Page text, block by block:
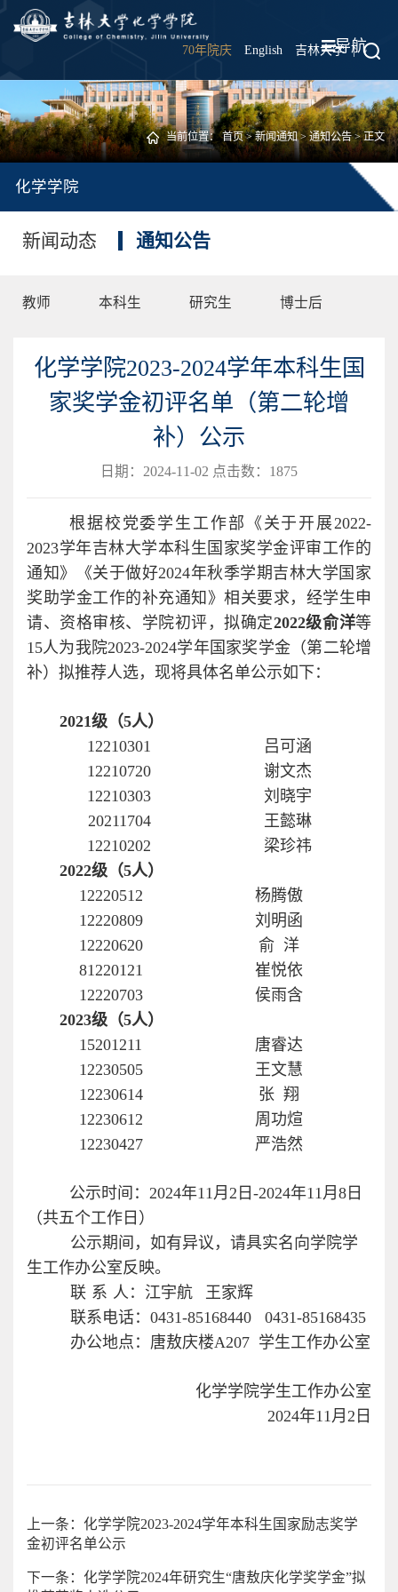
70年院庆 English 吉林大学 |
导航
当前位置：首页>新闻通知>通知公告> 正文
化学学院
新闻动态 通知公告
教师 本科生 研究生 博士后
化学学院2023-2024学年本科生国
家奖学金初评名单（第二轮增
补）公示
日期：2024-11-02 点击数： 1875
根据校党委学生工作部《关于开展2022-
2023学年吉林大学本科生国家奖学金评审工作的
通知》
《关于做好2024年秋季学期吉林大学国家
奖助学金工作的补充通知》 相关要求，经学生申
请、 资格审核、 学院初评，拟确定2022级俞洋等
15人为我院2023-2024学年国家奖学金 （第二轮增
补） 拟推荐人选，现将具体名单公示如下：
2021级（5人）
12210301
吕可涵
12210720
谢文杰
12210303
刘晓宇
20211704
王懿琳
12210202
梁珍祎
2022级（5人）
12220512
杨腾傲
12220809
刘明函
12220620
俞 洋
81220121
崔悦依
12220703
侯雨含
2023级（5人）
15201211
唐睿达
12230505
王文慧
12230614
张 翔
12230612
周功煊
12230427
严浩然
公示时间： 2024年11月 2 日 -2024年11月 8 日
（共五个工作日）
公示期间，如有异议，请具实名向学院学
生工作办公室反映。
联系 人 ：江宇航
王家辉
联系电话： 0431-85168440 0431-85168435
办公地点：唐敖庆楼A207 学生工作办公室
化学学院学生工作办公室
2024年11月 2 日
上一条：化学学院2023-2024学年本科生国家励志奖学
金初评名单公示
下一条：化学学院2024年研究生“唐敖庆化学奖学金”拟